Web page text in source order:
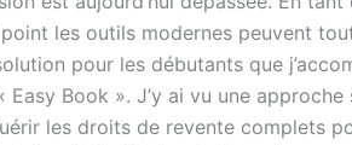
les outils modernes peuvent
pour les débutants que
Book ». J’y ai vu une
les droits de revente complets